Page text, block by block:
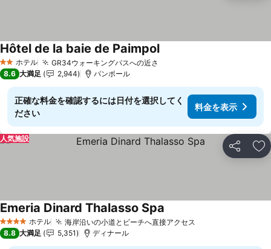
2 ホテルのランク
ホテル GR34ウォーキングパスへの近さ
Hôtel de la baie de Paimpol
8.6 大満足 2,944 パンポール
正確な料金を確認するには日付を選択してく
ださい
料金を表示
シェア お
人気施設
4 ホテルのランク
ホテル 海岸沿いの小道とビーチへ直接アクセス
Emeria Dinard Thalasso Spa
8.8 大満足 5,351 ディナール